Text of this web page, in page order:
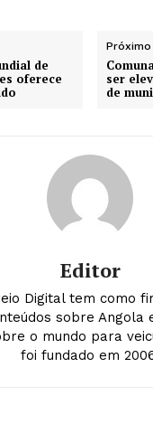
de
oferece
ser
de
Editor
Digital tem como
sobre Angola
o mundo para
foi fundado em